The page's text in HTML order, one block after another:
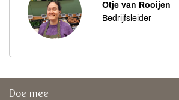
Otje van Rooijen
Bedrijfsleider
Doe mee